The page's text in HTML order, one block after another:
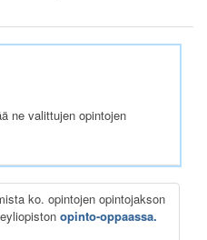
ne valittujen opintojen
ko. opintojen opintojakson
opinto-oppaassa.